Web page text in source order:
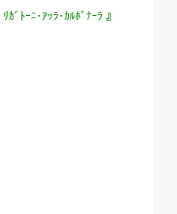
ﾘｶﾞﾄｰﾆ･ｱｯﾗ･ｶﾙﾎﾞﾅｰﾗ 』